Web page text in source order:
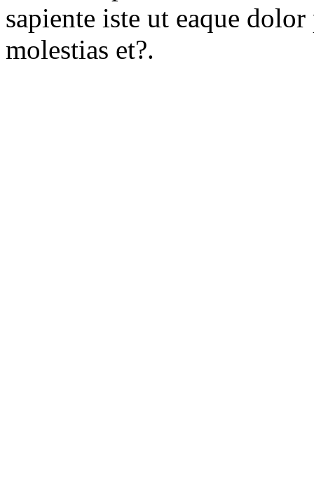
sapiente iste ut eaque
molestias et?.